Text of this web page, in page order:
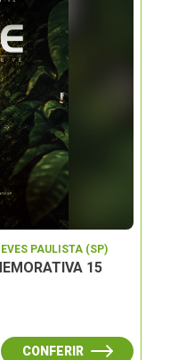
PAULISTA (SP)
15
CONFERIR